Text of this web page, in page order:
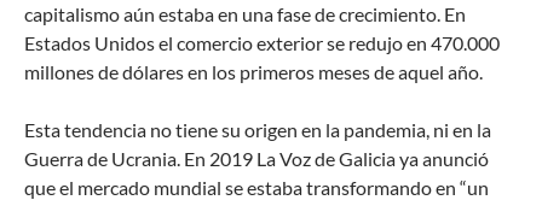
capitalismo aún estaba en una fase de crecimiento. En
Estados Unidos el comercio exterior se redujo en 470.000
millones de dólares en los primeros meses de aquel año.
Esta tendencia no tiene su origen en la pandemia, ni en la
Guerra de Ucrania. En 2019 La Voz de Galicia ya anunció
que el mercado mundial se estaba transformando en “un